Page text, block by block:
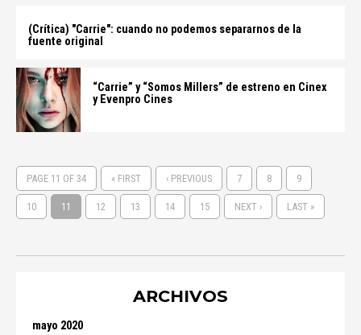
(Crítica) "Carrie": cuando no podemos separarnos de la
fuente original
“Carrie” y “Somos Millers” de estreno en Cinex
y Evenpro Cines
PAGE 11 OF 34 « FIRST ‹ PREVIOUS 7 8 9
10 11 12 13 14 15 NEXT › LAST »
ARCHIVOS
mayo 2020